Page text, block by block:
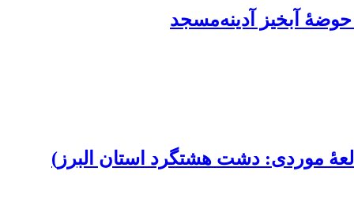
آبخیز آدینه‌مسجد
موردی: دشت هشتگرد استان البرز)